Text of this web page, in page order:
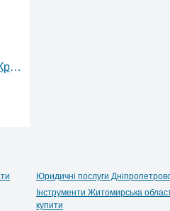
Физическая охрана объектов в Кривом Роге — надежная защита бизнеса и имущества
Юридичні послуги
Інструменти Житомирська
купити